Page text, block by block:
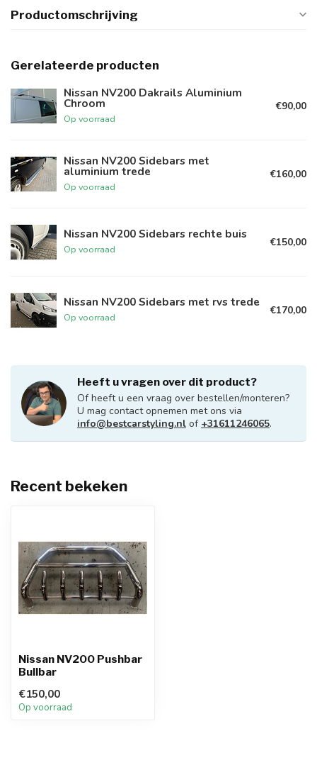
Productomschrijving
Gerelateerde producten
Nissan NV200 Dakrails Aluminium
Chroom
Op voorraad
€90,00
Nissan NV200 Sidebars met
aluminium trede
Op voorraad
€160,00
Nissan NV200 Sidebars rechte buis
Op voorraad
€150,00
Nissan NV200 Sidebars met rvs trede
Op voorraad
€170,00
Heeft u vragen over dit product?
Of heeft u een vraag over bestellen/monteren?
U mag contact opnemen met ons via
info@bestcarstyling.nl of +31611246065.
Recent bekeken
Nissan NV200 Pushbar
Bullbar
€150,00
Op voorraad